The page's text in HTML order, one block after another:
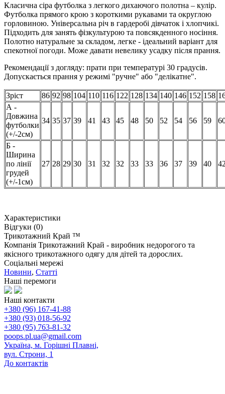
Класична сіра футболка з легкого дихаючого полотна – кулір.
Футболка прямого крою з короткими рукавами та округлою
горловиною. Універсальна річ в гардеробі дівчаток і хлопчикі.
Підходить для занять фізкультурою та повсякденного носіння.
Полотно натуральне за складом, легке - ідеальний варіант для
спекотної погоди. Може давати невелику усадку після прання.
Рекомендації з догляду: прати при температурі 30 градусів.
Допускається прання у режимі "ручне" або "делікатне".
Зріст 86 92 98 104 110 116 122 128 134 140 146 152 158
А -
Довжина
футболки
(+/-2см)
34 35 37 39 41 43 45 48 50 52 54 56 59
Б -
Ширина
по лінії
грудей
(+/-1см)
27 28 29 30 31 32 32 33 33 36 37 39 40
Характеристики
Відгуки (0)
Трикотажний Край ™
Компанія Трикотажний Край - виробник недорогого та
якісного трикотажного одягу для дітей та дорослих.
Соціальні мережі
Новини, Статті
Наші перемоги
Наші контакти
+380 (96) 167-41-88
+380 (93) 018-56-92
+380 (95) 763-81-32
poops.pl.ua@gmail.com
Україна, м. Горішні Плавні,
вул. Строни, 1
До контактів